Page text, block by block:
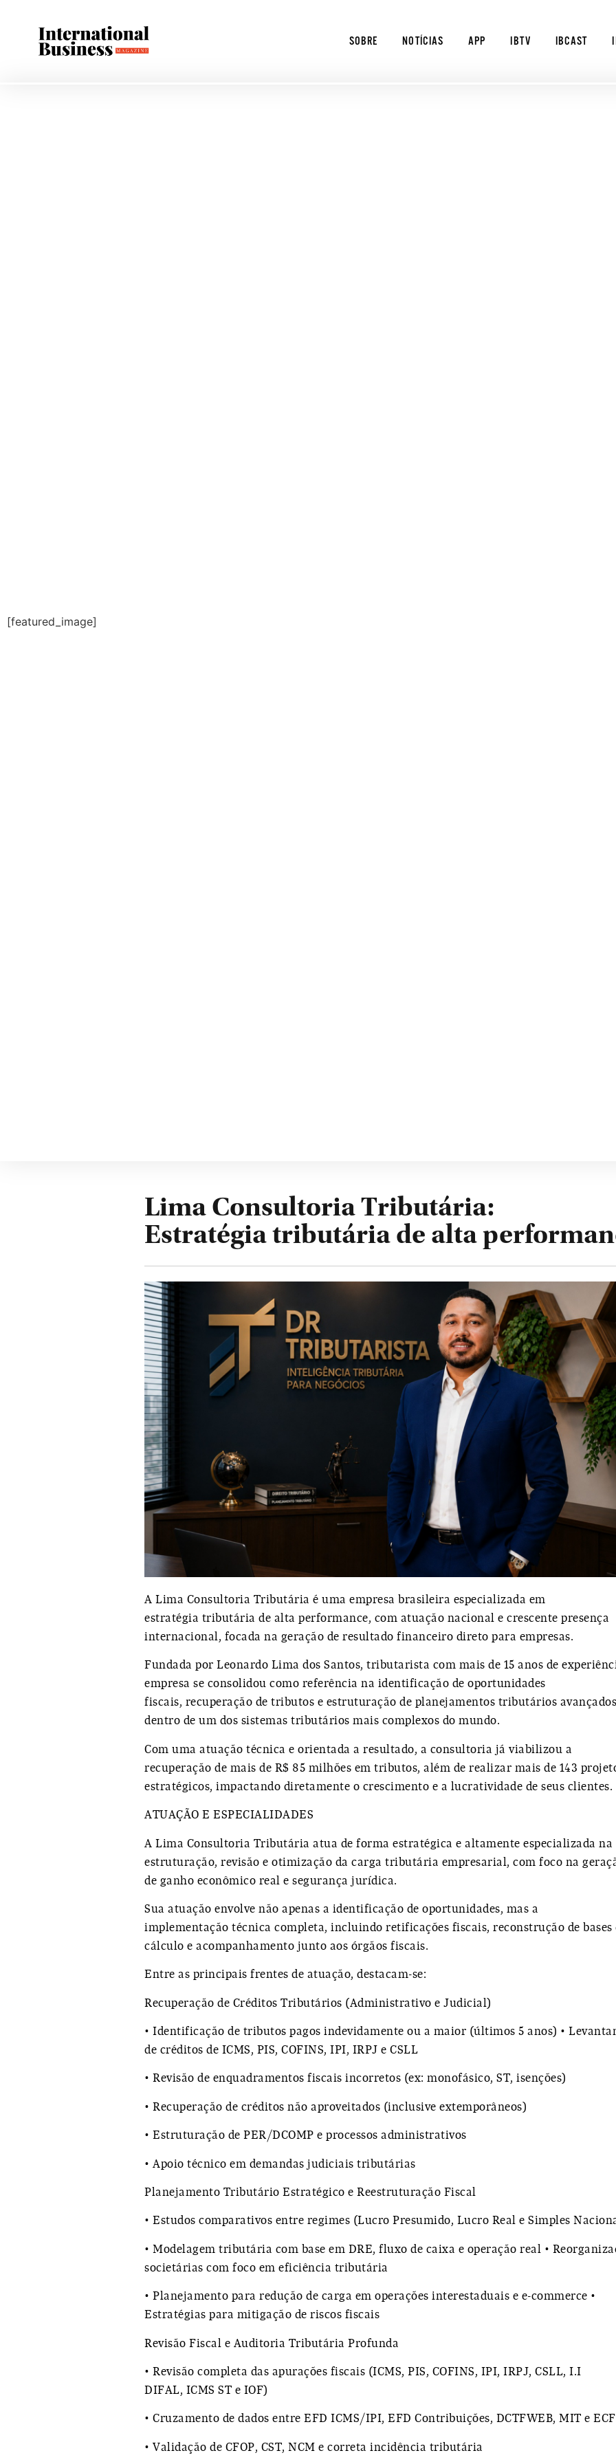
SOBRE NOTÍCIAS APP IBTV IBCAST
[featured_image]
Lima Consultoria Tributária:
Estratégia tributária de alta
A Lima Consultoria Tributária é uma empresa brasileira especializada em
estratégia tributária de alta performance, com atuação nacional e crescente presença
internacional, focada na geração de resultado financeiro direto para empresas.
Fundada por Leonardo Lima dos Santos, tributarista com mais de 15 anos de
empresa se consolidou como referência na identificação de oportunidades
fiscais, recuperação de tributos e estruturação de planejamentos tributários avançados
dentro de um dos sistemas tributários mais complexos do mundo.
Com uma atuação técnica e orientada a resultado, a consultoria já viabilizou a
recuperação de mais de R$ 85 milhões em tributos, além de realizar mais de 143
estratégicos, impactando diretamente o crescimento e a lucratividade de seus clientes.
ATUAÇÃO E ESPECIALIDADES
A Lima Consultoria Tributária atua de forma estratégica e altamente especializada na
estruturação, revisão e otimização da carga tributária empresarial, com foco na
de ganho econômico real e segurança jurídica.
Sua atuação envolve não apenas a identificação de oportunidades, mas a
implementação técnica completa, incluindo retificações fiscais, reconstrução de bases
cálculo e acompanhamento junto aos órgãos fiscais.
Entre as principais frentes de atuação, destacam-se:
Recuperação de Créditos Tributários (Administrativo e Judicial)
• Identificação de tributos pagos indevidamente ou a maior (últimos 5 anos) •
de créditos de ICMS, PIS, COFINS, IPI, IRPJ e CSLL
• Revisão de enquadramentos fiscais incorretos (ex: monofásico, ST, isenções)
• Recuperação de créditos não aproveitados (inclusive extemporâneos)
• Estruturação de PER/DCOMP e processos administrativos
• Apoio técnico em demandas judiciais tributárias
Planejamento Tributário Estratégico e Reestruturação Fiscal
• Estudos comparativos entre regimes (Lucro Presumido, Lucro Real e Simples
• Modelagem tributária com base em DRE, fluxo de caixa e operação real •
societárias com foco em eficiência tributária
• Planejamento para redução de carga em operações interestaduais e e-commerce •
Estratégias para mitigação de riscos fiscais
Revisão Fiscal e Auditoria Tributária Profunda
• Revisão completa das apurações fiscais (ICMS, PIS, COFINS, IPI, IRPJ, CSLL, I.I
DIFAL, ICMS ST e IOF)
• Cruzamento de dados entre EFD ICMS/IPI, EFD Contribuições, DCTFWEB, MIT e
• Validação de CFOP, CST, NCM e correta incidência tributária